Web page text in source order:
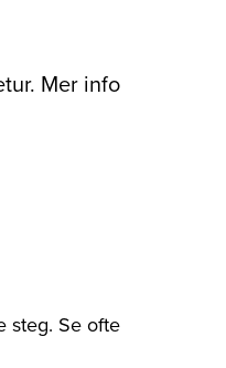
Mer info
steg. Se ofte